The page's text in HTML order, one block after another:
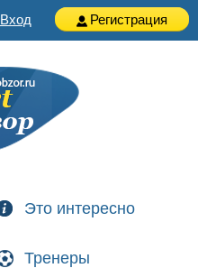
Вход Регистрация
Это интересно
Тренеры